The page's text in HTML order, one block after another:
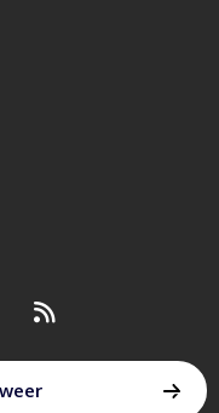
Bezoek
feed